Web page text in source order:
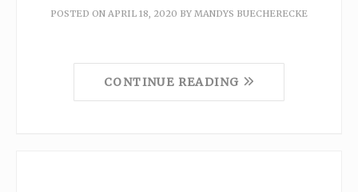
POSTED ON APRIL 18, 2020 BY MANDYS BUECHERECKE
CONTINUE READING